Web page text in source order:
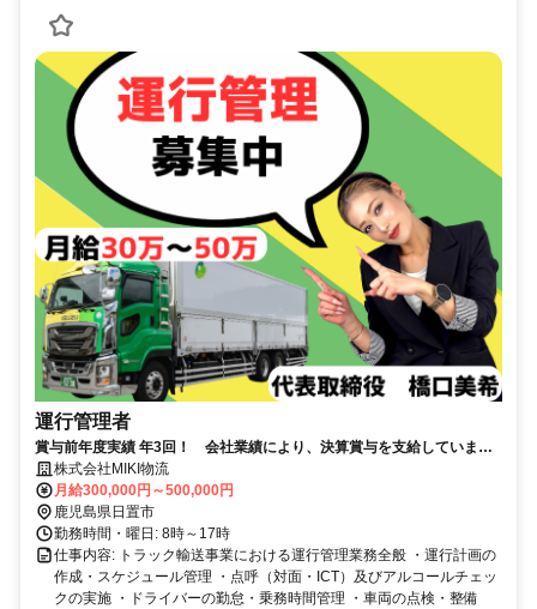
運行管理者
賞与前年度実績 年3回！ 会社業績により、決算賞与を支給していま
す。株式会社MIKI物流
月給300,000円～500,000円
鹿児島県日置市
勤務時間・曜日: 8時～17時
仕事内容: トラック輸送事業における運行管理業務全般 ・運行計画の
作成・スケジュール管理 ・点呼（対面・ICT）及びアルコールチェッ
クの実施 ・ドライバーの勤怠・乗務時間管理 ・車両の点検・整備